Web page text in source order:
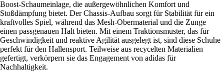
Boost-Schaumeinlage, die außergewöhnlichen Komfort und
Stoßdämpfung bietet. Der Chassis-Aufbau sorgt für Stabilität für ein
kraftvolles Spiel, während das Mesh-Obermaterial und die Zunge
einen passgenauen Halt bieten. Mit einem Traktionsmuster, das für
Geschwindigkeit und reaktive Agilität ausgelegt ist, sind diese Schuhe
perfekt für den Hallensport. Teilweise aus recycelten Materialien
gefertigt, verkörpern sie das Engagement von adidas für
Nachhaltigkeit.